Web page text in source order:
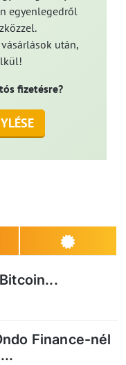
egyenlegedről
után,
fizetésre?
Finance-nél